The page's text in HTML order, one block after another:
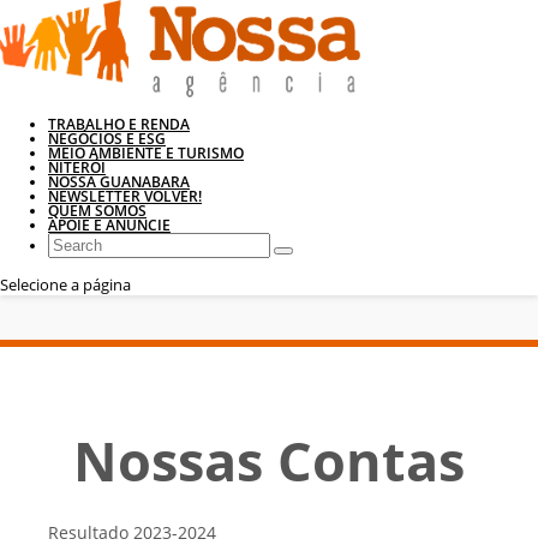
TRABALHO E RENDA
NEGÓCIOS E ESG
MEIO AMBIENTE E TURISMO
NITERÓI
NOSSA GUANABARA
NEWSLETTER VOLVER!
QUEM SOMOS
APOIE E ANUNCIE
Selecione a página
Nossas Contas
Resultado 2023-2024